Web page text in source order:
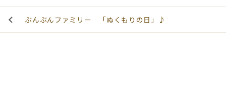
ぶんぶんファミリー 「ぬくもりの日」♪